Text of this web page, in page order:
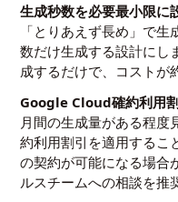
生成秒数を必要最小限に
「とりあえず長め」で
数だけ生成する設計にし
成するだけで、コストが
Google Cloud確約利用
月間の生成量がある程
約利用割引を適用するこ
の契約が可能になる場合
ルスチームへの相談を推